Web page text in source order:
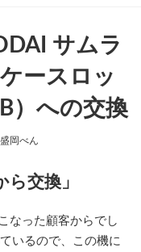
サムラ
ースロッ
）への交換
岡べん
ら交換」
なった顧客からでし
いるので、この機に